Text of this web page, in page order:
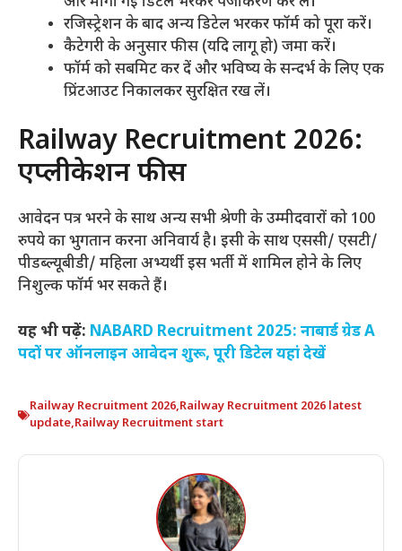
रजिस्ट्रेशन के बाद अन्य डिटेल भरकर फॉर्म को पूरा करें।
कैटेगरी के अनुसार फीस (यदि लागू हो) जमा करें।
फॉर्म को सबमिट कर दें और भविष्य के सन्दर्भ के लिए एक
प्रिंटआउट निकालकर सुरक्षित रख लें।
Railway Recruitment 2026:
एप्लीकेशन फीस
आवेदन पत्र भरने के साथ अन्य सभी श्रेणी के उम्मीदवारों को 100
रुपये का भुगतान करना अनिवार्य है। इसी के साथ एससी/ एसटी/
पीडब्ल्यूबीडी/ महिला अभ्यर्थी इस भर्ती में शामिल होने के लिए
निशुल्क फॉर्म भर सकते हैं।
यह भी पढ़ें: NABARD Recruitment 2025: नाबार्ड ग्रेड A
पदों पर ऑनलाइन आवेदन शुरू, पूरी डिटेल यहां देखें
Railway Recruitment 2026,Railway Recruitment 2026 latest
update,Railway Recruitment start